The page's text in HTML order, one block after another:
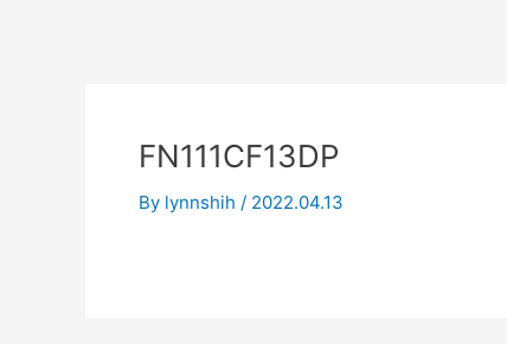
FN111CF13DP
By lynnshih / 2022.04.13